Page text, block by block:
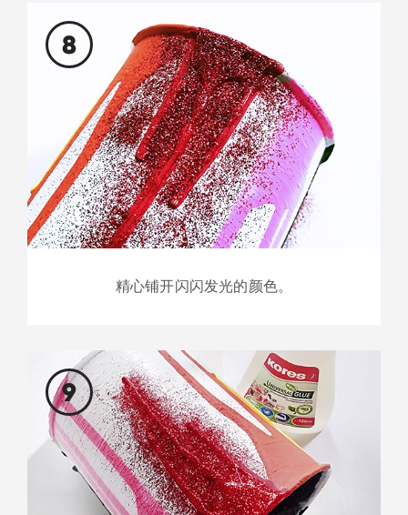
8
精心铺开闪闪发光的颜色。
9